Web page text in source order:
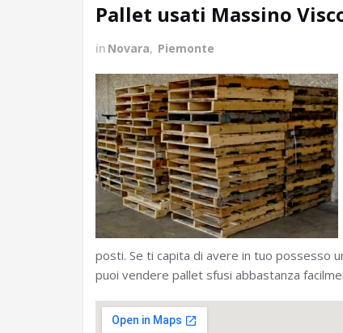
Pallet usati Massino
in Novara, Piemonte
posti. Se ti capita di avere in tuo possesso
puoi vendere pallet sfusi abbastanza